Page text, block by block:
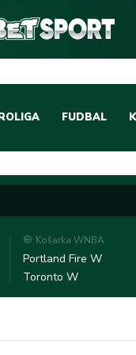
FUDBAL
DOMAĆI
LIGE PETICE
OSTALE LIGE
Košarka WNBA
Portland Fire W
Toronto W